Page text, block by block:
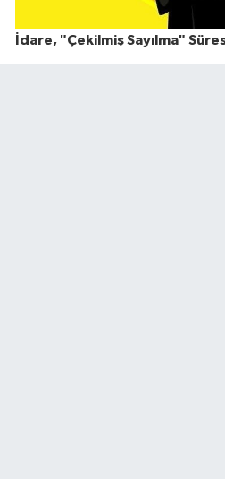
İdare, "Çekilmiş Sayılma"